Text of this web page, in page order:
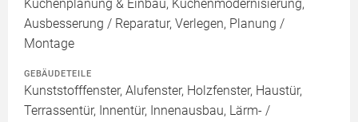
Küchenplanung & Einbau, Küchenmodernisierung,
Ausbesserung / Reparatur, Verlegen, Planung /
Montage
GEBÄUDETEILE
Kunststofffenster, Alufenster, Holzfenster, Haustür,
Terrassentür, Innentür, Innenausbau, Lärm- /